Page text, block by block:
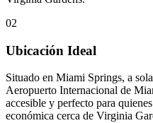
02
Ubicación Ideal
Situado en Miami Springs, a
Aeropuerto Internacional de
accesible y perfecto para
económica cerca de Virginia